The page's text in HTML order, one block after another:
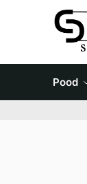
Pood